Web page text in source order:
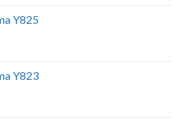
Y825
Y823